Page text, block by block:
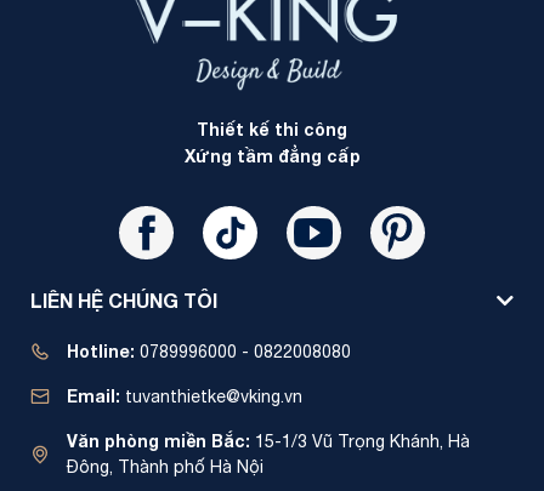
Thiết kế thi công
Xứng tầm đẳng cấp
LIÊN HỆ CHÚNG TÔI
Hotline: 0789996000 - 0822008080
Email: tuvanthietke@vking.vn
Văn phòng miền Bắc: 15-1/3 Vũ Trọng Khánh, Hà
Đông, Thành phố Hà Nội